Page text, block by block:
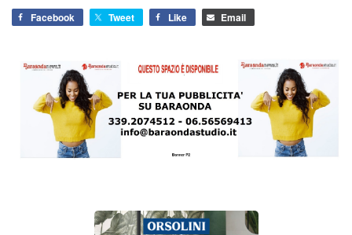
Facebook Tweet Like Email